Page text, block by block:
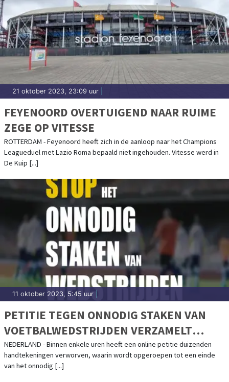
21 oktober 2023, 23:09 uur
FEYENOORD OVERTUIGEND NAAR RUIME
ZEGE OP VITESSE
ROTTERDAM - Feyenoord heeft zich in de aanloop naar het Champions
Leagueduel met Lazio Roma bepaald niet ingehouden. Vitesse werd in
De Kuip [...]
11 oktober 2023, 5:45 uur
PETITIE TEGEN ONNODIG STAKEN VAN
VOETBALWEDSTRIJDEN VERZAMELT
DUIZENDEN HANDTEKENINGEN IN
ENKELE UREN
NEDERLAND - Binnen enkele uren heeft een online petitie duizenden
handtekeningen verworven, waarin wordt opgeroepen tot een einde
van het onnodig [...]